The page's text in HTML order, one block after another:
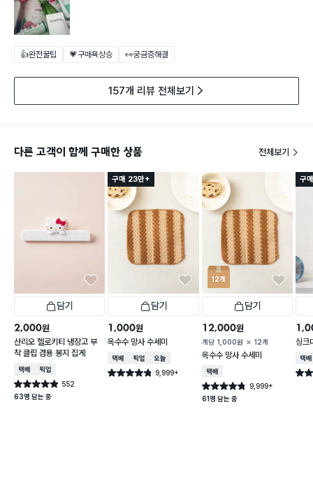
👍완전꿀팁 💗구매욕상승 👀궁금증해결
157개 리뷰 전체보기
다른 고객이 함께 구매한 상품 전체보기
담기
2,000원
산리오 헬로키티 냉장고 부
착 클립 겸용 봉지 집게
택배배송매장픽업
별점 4.9점 552
건 작성
63명 담는 중
구매 23만+
담기
1,000원
옥수수 망사 수세미
택배배송매장픽업오늘배송
별점 4.8점 9,999+
건 작성
12개
담기
12,000원
개당 1,000원 12개
옥수수 망사 수세미
택배배송
별점 4.8점 9,999+
건 작성
61명 담는 중
구
싱크
택배
별점